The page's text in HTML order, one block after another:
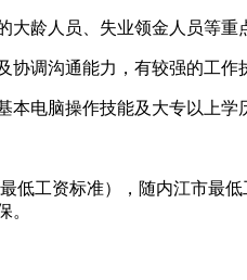
龄人员、失业领金人员等重
调沟通能力，有较强的工作
电脑操作技能及大专以上学
工资标准），随内江市最低
。